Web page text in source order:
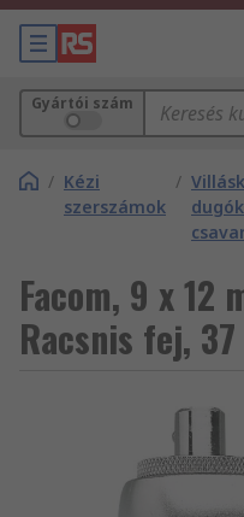
Gyártói szám
/ Kézi
szerszámok
/
Facom, 9 x 12
Racsnis fej,